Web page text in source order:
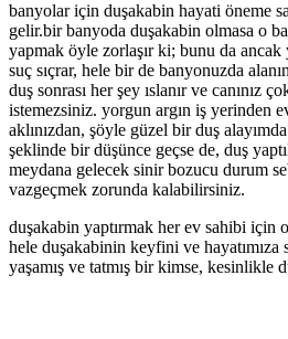
banyolar için duşakabin hayati öneme
gelir.bir banyoda duşakabin olmasa o
yapmak öyle zorlaşır ki; bunu da
suç sıçrar, hele bir de banyonuzda
duş sonrası her şey ıslanır ve canınız
istemezsiniz. yorgun argın iş yerinden
aklınızdan, şöyle güzel bir duş
şeklinde bir düşünce geçse de, duş
meydana gelecek sinir bozucu durum
vazgeçmek zorunda kalabilirsiniz.
duşakabin yaptırmak her ev sahibi için
hele duşakabinin keyfini ve hayatımıza
yaşamış ve tatmış bir kimse, kesinlikle